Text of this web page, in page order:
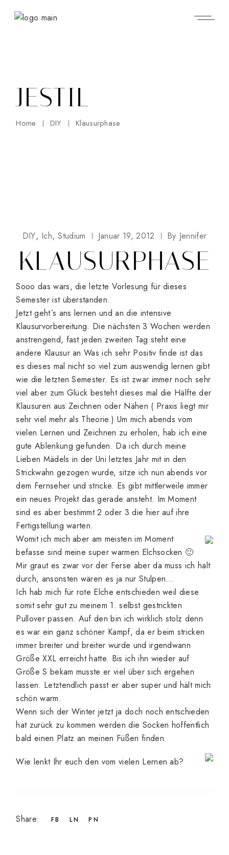
JESTIL
Home DIY Klausurphase
DIY Ich Studium Januar 19, 2012 By Jennifer
KLAUSURPHASE
Sooo das wars, die letzte Vorlesung für dieses
Semester ist überstanden.
Jetzt geht´s ans lernen und an die intensive
Klausurvorbereitung. Die nächsten 3 Wochen werden
anstrengend, fast jeden zweiten Tag steht eine
andere Klausur an.Was ich sehr Positiv finde ist das
es dieses mal nicht so viel zum auswendig lernen gibt
wie die letzten Semester. Es ist zwar immer noch sehr
viel aber zum Glück besteht dieses mal die Hälfte der
Klausuren aus Zeichnen oder Nähen ( Praxis liegt mir
sehr viel mehr als Theorie.) Um mich abends vom
vielen Lernen und Zeichnen zu erholen, hab ich eine
gute Ablenkung gefunden. Da ich durch meine
Lieben Mädels in der Uni letztes Jahr mit in den
Strickwahn gezogen wurde, sitze ich nun abends vor
dem Fernseher und stricke. Es gibt mittlerweile immer
ein neues Projekt das gerade ansteht. Im Moment
sind es aber bestimmt 2 oder 3 die hier auf ihre
Fertigstellung warten.
Womit ich mich aber am meisten im Moment
befasse sind meine super warmen Elchsocken 🙂
Mir graut es zwar vor der Ferse aber da muss ich halt
durch, ansonsten wären es ja nur Stulpen…
Ich hab mich für rote Elche entschieden weil diese
somit sehr gut zu meinem 1. selbst gestrickten
Pullover passen. Auf den bin ich wirklich stolz denn
es war ein ganz schöner Kampf, da er beim stricken
immer breiter und breiter wurde und irgendwann
Größe XXL erreicht hatte. Bis ich ihn wieder auf
Größe S bekam musste er viel über sich ergehen
lassen. Letztendlich passt er aber super und hält mich
schön warm.
Wenn sich der Winter jetzt ja doch noch entschieden
hat zurück zu kommen werden die Socken hoffentlich
bald einen Platz an meinen Füßen finden.
Wie lenkt Ihr euch den vom vielen Lernen ab?
Share: FB LN PN